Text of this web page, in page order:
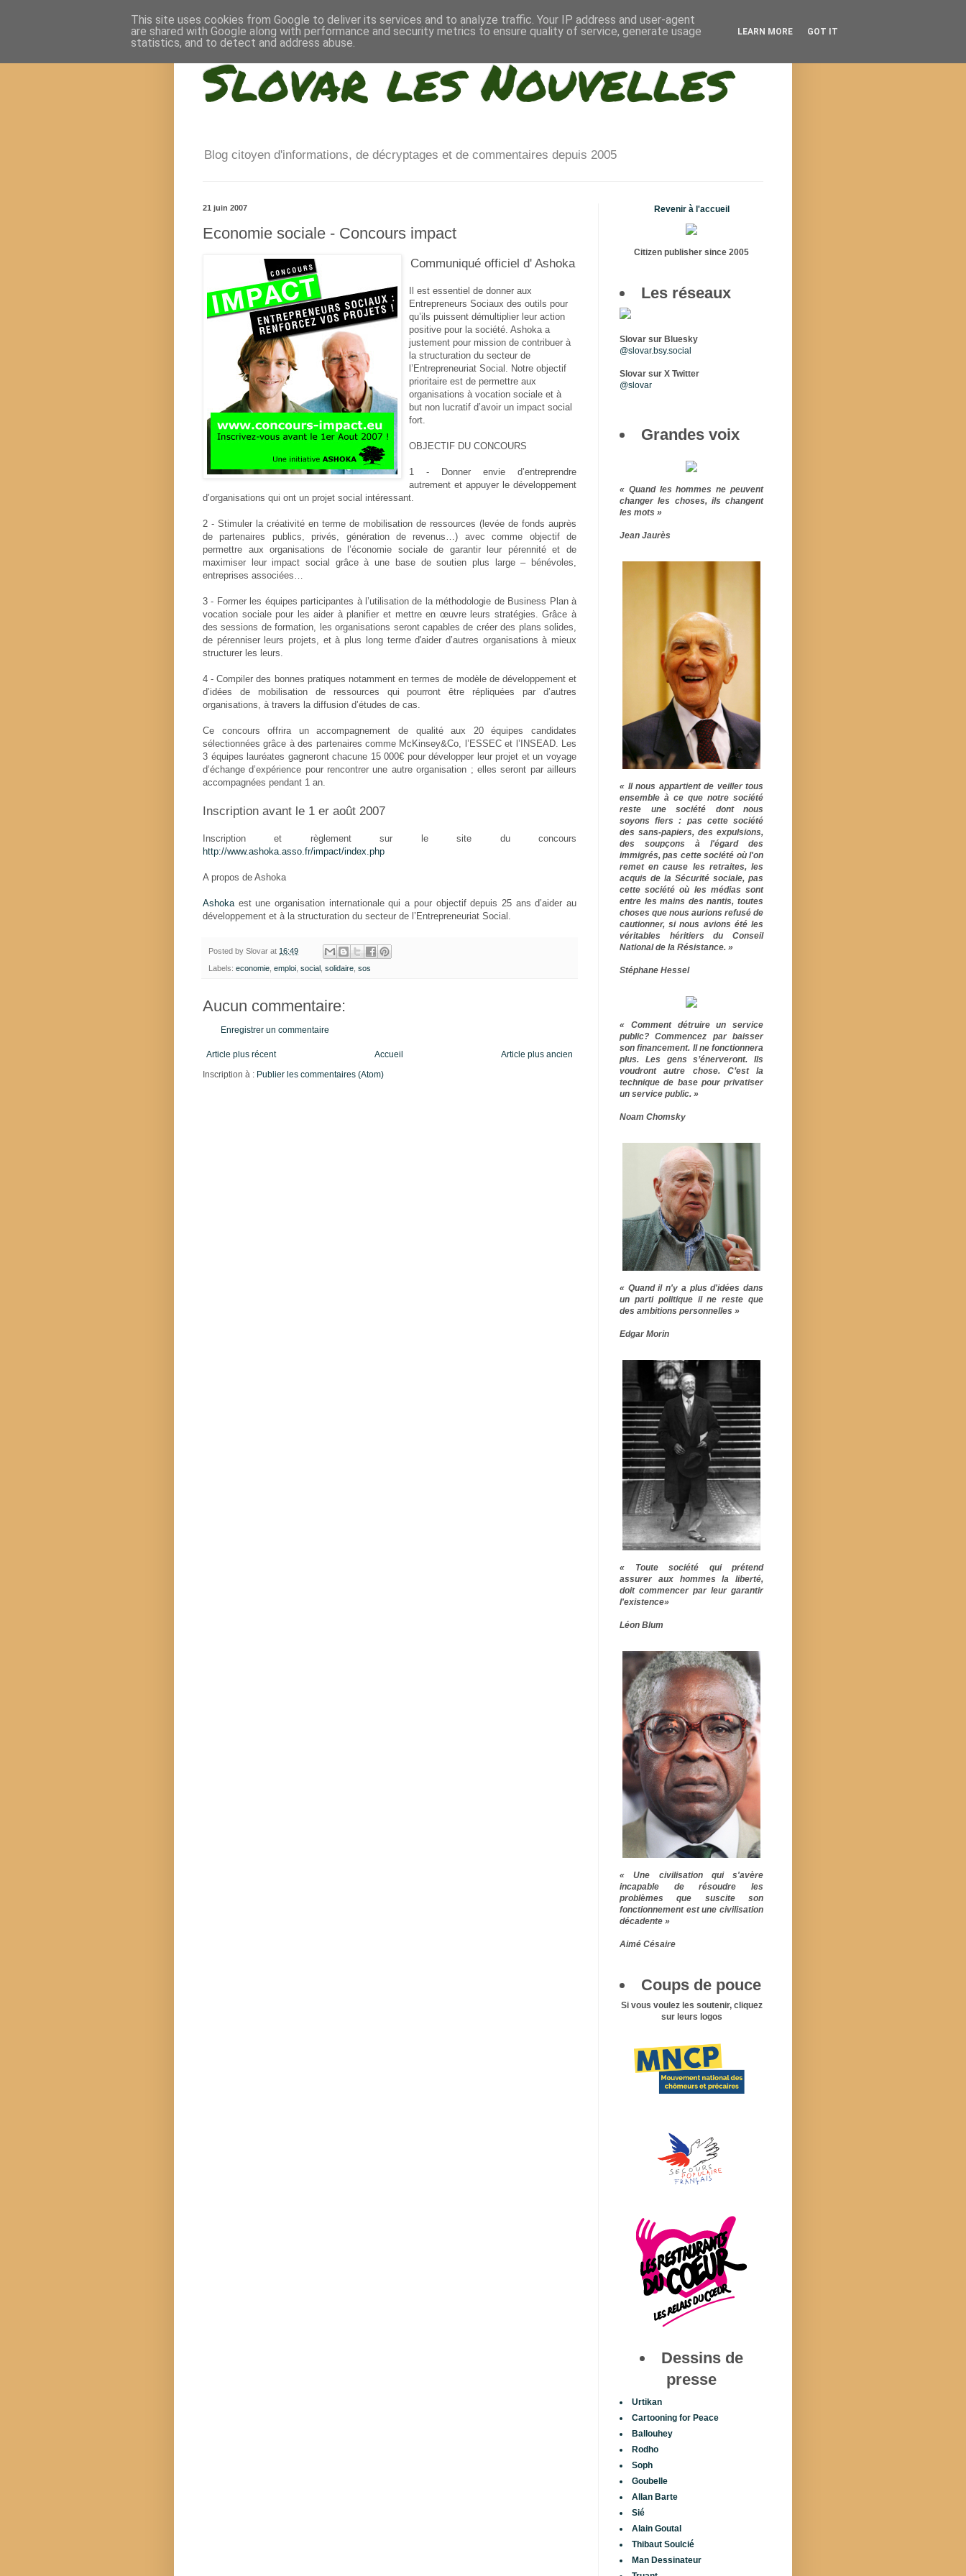
Slovar les Nouvelles
Blog citoyen d'informations, de décryptages et de commentaires depuis 2005
21 juin 2007
Economie sociale - Concours impact
Communiqué officiel d' Ashoka
Il est essentiel de donner aux
Entrepreneurs Sociaux des outils pour
qu’ils puissent démultiplier leur action
positive pour la société. Ashoka a
justement pour mission de contribuer à
la structuration du secteur de
l’Entrepreneuriat Social. Notre objectif
prioritaire est de permettre aux
organisations à vocation sociale et à
but non lucratif d’avoir un impact social
fort.
OBJECTIF DU CONCOURS
1 - Donner envie d’entreprendre
autrement et appuyer le développement
d’organisations qui ont un projet social intéressant.
2 - Stimuler la créativité en terme de mobilisation de ressources (levée de fonds auprès
de partenaires publics, privés, génération de revenus…) avec comme objectif de
permettre aux organisations de l’économie sociale de garantir leur pérennité et de
maximiser leur impact social grâce à une base de soutien plus large – bénévoles,
entreprises associées…
3 - Former les équipes participantes à l’utilisation de la méthodologie de Business Plan à
vocation sociale pour les aider à planifier et mettre en œuvre leurs stratégies. Grâce à
des sessions de formation, les organisations seront capables de créer des plans solides,
de pérenniser leurs projets, et à plus long terme d'aider d’autres organisations à mieux
structurer les leurs.
4 - Compiler des bonnes pratiques notamment en termes de modèle de développement et
d’idées de mobilisation de ressources qui pourront être répliquées par d’autres
organisations, à travers la diffusion d’études de cas.
Ce concours offrira un accompagnement de qualité aux 20 équipes candidates
sélectionnées grâce à des partenaires comme McKinsey&Co, l’ESSEC et l’INSEAD. Les
3 équipes lauréates gagneront chacune 15 000€ pour développer leur projet et un voyage
d’échange d’expérience pour rencontrer une autre organisation ; elles seront par ailleurs
accompagnées pendant 1 an.
Inscription avant le 1 er août 2007
Inscription et règlement sur le site du concours
http://www.ashoka.asso.fr/impact/index.php
A propos de Ashoka
Ashokaest une organisation internationale qui a pour objectif depuis 25 ans d’aider au
développement et à la structuration du secteur de l’Entrepreneuriat Social.
Posted by Slovar at 16:49
Labels: economie, emploi, social , solidaire, sos
Aucun commentaire:
Enregistrer un commentaire
Article plus récent Article plus ancien
Accueil
Inscription à : Publier les commentaires (Atom)
Revenir à l'accueil
Citizen publisher since 2005
Les réseaux
Slovar sur Bluesky
@slovar.bsy.social
Slovar sur X Twitter
@slovar
Grandes voix
« Quand les hommes ne peuvent
changer les choses, ils changent
les mots »
Jean Jaurès
« Il nous appartient de veiller tous
ensemble à ce que notre société
reste une société dont nous
soyons fiers : pas cette société
des sans-papiers, des expulsions,
des soupçons à l'égard des
immigrés, pas cette société où l'on
remet en cause les retraites, les
acquis de la Sécurité sociale, pas
cette société où les médias sont
entre les mains des nantis, toutes
choses que nous aurions refusé de
cautionner, si nous avions été les
véritables héritiers du Conseil
National de la Résistance. »
Stéphane Hessel
« Comment détruire un service
public? Commencez par baisser
son financement. Il ne fonctionnera
plus. Les gens s’énerveront. Ils
voudront autre chose. C’est la
technique de base pour privatiser
un service public. »
Noam Chomsky
« Quand il n'y a plus d'idées dans
un parti politique il ne reste que
des ambitions personnelles »
Edgar Morin
« Toute société qui prétend
assurer aux hommes la liberté,
doit commencer par leur garantir
l'existence»
Léon Blum
« Une civilisation qui s'avère
incapable de résoudre les
problèmes que suscite son
fonctionnement est une civilisation
décadente »
Aimé Césaire
Coups de pouce
Si vous voulez les soutenir, cliquez
sur leurs logos
Dessins de
presse
Urtikan
Cartooning for Peace
Ballouhey
Rodho
Soph
Goubelle
Allan Barte
Sié
Alain Goutal
Thibaut Soulcié
Man Dessinateur
This site uses cookies from Google to deliver its services and to analyze traffic. Your IP address and user-agent
are shared with Google along with performance and security metrics to ensure quality of service, generate usage
statistics, and to detect and address abuse.
LEARN MORE GOT IT